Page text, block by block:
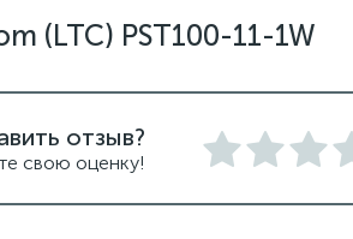
(LTC) PST100-11-1W
отзыв?
свою оценку!